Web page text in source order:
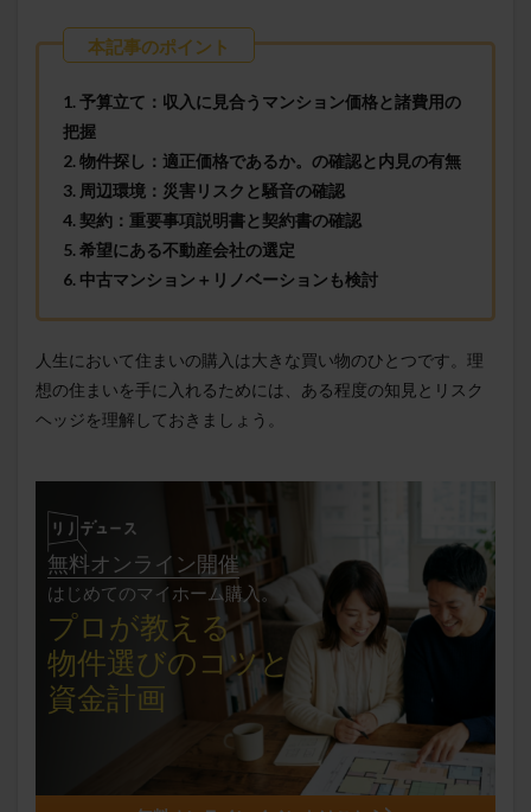
1. 予算立て：収入に見合うマンション価格と諸費用の
把握
2. 物件探し：適正価格であるか。の確認と内見の有無
3. 周辺環境：災害リスクと騒音の確認
4. 契約：重要事項説明書と契約書の確認
5. 希望にある不動産会社の選定
6. 中古マンション＋リノベーションも検討
人生において住まいの購入は大きな買い物のひとつです。理
想の住まいを手に入れるためには、ある程度の知見とリスク
ヘッジを理解しておきましょう。
無料オンライン開催
はじめてのマイホーム購入。
プロが教える
物件選びの コツと
資金計画